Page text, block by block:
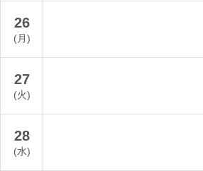
26
(月)
27
(火)
28
(水)